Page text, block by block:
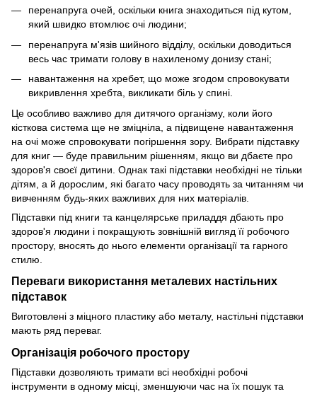
перенапруга очей, оскільки книга знаходиться під кутом,
який швидко втомлює очі людини;
перенапруга м'язів шийного відділу, оскільки доводиться
весь час тримати голову в нахиленому донизу стані;
навантаження на хребет, що може згодом спровокувати
викривлення хребта, викликати біль у спині.
Це особливо важливо для дитячого організму, коли його
кісткова система ще не зміцніла, а підвищене навантаження
на очі може спровокувати погіршення зору. Вибрати підставку
для книг — буде правильним рішенням, якщо ви дбаєте про
здоров'я своєї дитини. Однак такі підставки необхідні не тільки
дітям, а й дорослим, які багато часу проводять за читанням чи
вивченням будь-яких важливих для них матеріалів.
Підставки під книги та канцелярське приладдя дбають про
здоров'я людини і покращують зовнішній вигляд її робочого
простору, вносять до нього елементи організації та гарного
стилю.
Переваги використання металевих настільних
підставок
Виготовлені з міцного пластику або металу, настільні підставки
мають ряд переваг.
Організація робочого простору
Підставки дозволяють тримати всі необхідні робочі
інструменти в одному місці, зменшуючи час на їх пошук та